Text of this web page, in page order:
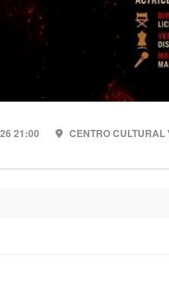
21:00 CENTRO CULTURAL